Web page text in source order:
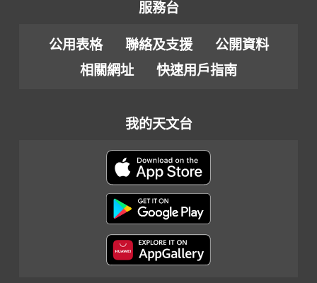
服務台
公用表格 聯絡及支援
公開資料
相關網址
快速用戶指南
我的天文台